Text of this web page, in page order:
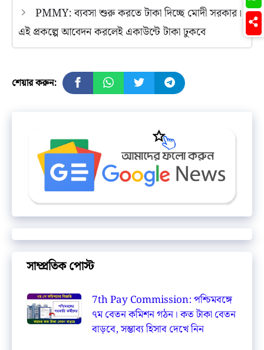
PMMY: ব্যবসা শুরু করতে টাকা দিচ্ছে মোদী সরকার।
এই প্রকল্পে আবেদন করলেই একাউন্টে টাকা ঢুকবে
শেয়ার করুন:
সাম্প্রতিক পোস্ট
7th Pay Commission: পশ্চিমবঙ্গে
৭ম বেতন কমিশন গঠন। কত টাকা বেতন
বাড়বে, সম্ভাব্য হিসাব দেখে নিন